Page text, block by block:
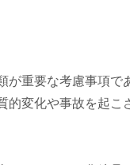
重要な考慮事項で
変化や事故を起こ